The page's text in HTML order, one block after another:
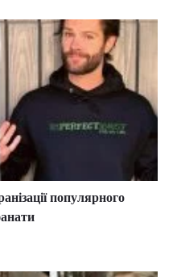
популярного